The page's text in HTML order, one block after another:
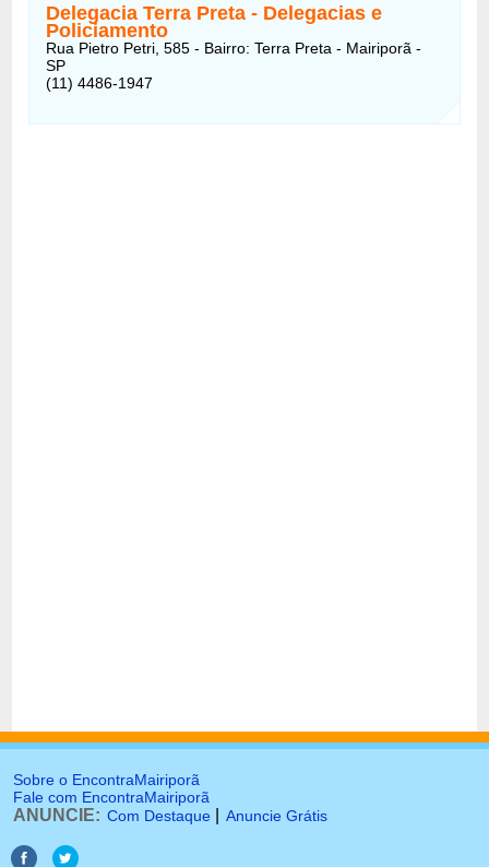
Delegacia Terra Preta - Delegacias e
Policiamento
Rua Pietro Petri, 585 - Bairro: Terra Preta - Mairiporã -
SP
(11) 4486-1947
Sobre o EncontraMairiporã
Fale com EncontraMairiporã
ANUNCIE: Com Destaque Anuncie Grátis